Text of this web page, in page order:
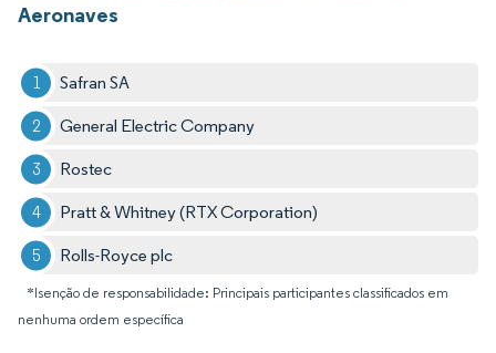
Aeronaves
Safran SA
General Electric Company
Rostec
Pratt & Whitney (RTX Corporation)
Rolls-Royce plc
*Isenção de responsabilidade: Principais participantes classificados em
nenhuma ordem específica